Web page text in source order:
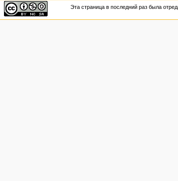
Эта страница в последний раз была